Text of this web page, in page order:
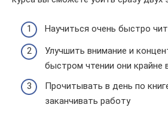
Научиться очень быстро
Улучшить внимание и
быстром чтении они крайне
Прочитывать в день по
заканчивать работу